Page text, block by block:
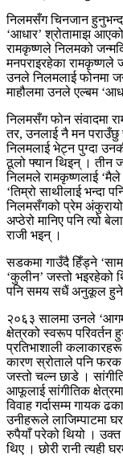
निलमसँग चिनजान
‘आधार’ श्रोतामाझ
रामकृष्णले निलमको
मनपराइरहेका रामकृष्णले
उनले निलमलाई फोनमा
माहौलमा उनले एल्बम
निलमसँग फोन संवादमा
तर, उनलाई नै मन पराउँछु
निलमलाई भेट्न पुग्दा
ठूलो फ्यान थिइन् । तीन
निलमले रामकृष्णलाई ‘मैले
‘तिम्रो साथीलाई भन्दा
निलमसँगको प्रेम
अप्ठेरो मानिए पनि त्यो
राजी भइन् ।
सडकमा गाउँदै हिँड्ने
‘कुलीन’ जस्तो
पनि समय सधैं अनुकूल
२०६३ सालमा उनले
क्षेत्रको स्वरूप परिवर्तन
प्रतिभाशाली कलाकारहरू
कारण स्रोताले पनि
जस्तो चल्न छाडे ।
आफूलाई सांगीतिक
विवाह गर्दासम्म गायक
उनीहरूले लाजिम्पाटमा
रुपैयाँ परेको थियो ।
थिए । छोरी रानी त्यही